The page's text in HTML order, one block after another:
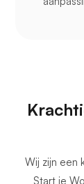
Wij zijn een
Start je